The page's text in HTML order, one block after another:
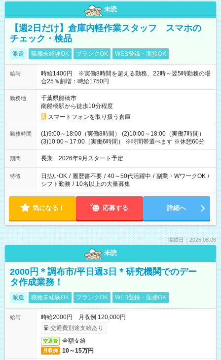
未読
【週2日だけ】倉庫内軽作業スタッフ スマホの
チェック・検品
派遣 職種未経験OK ブランクOK WEB登録・面接OK
給与
時給1400円 ※実働8時間を超える勤務、22時～翌5時勤務の場
合25％割増：時給1750円
勤務地
千葉県船橋市
南船橋駅から徒歩10分程度
スマートフォンを取り扱う倉庫
勤務時間
(1)9:00～18:00（実働8時間） (2)10:00～18:00（実働7時間）
(3)10:00～17:00（実働6時間） ※時間帯選べます ※休憩60分
期間 長期 2026年9月スタート予定
特徴 日払いOK / 履歴書不要 / 40～50代活躍中 / 副業・WワークOK /
シフト勤務 / 10名以上の大量募集
気になる！ 応募する 詳細へ
掲載日：2026.08.06
未読
2000円＊調布市/平日週3日＊研究機関でのデー
タ作成業務！
派遣 職種未経験OK ブランクOK WEB登録・面接OK
給与
時給2000円 月収例 120,000円
交通費別途支給あり
交通費 全額支給
月収例 10～15万円